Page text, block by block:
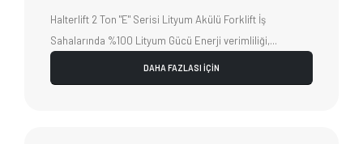
Halterlift 2 Ton "E" Serisi Lityum Akülü Forklift İş
Sahalarında %100 Lityum Gücü Enerji verimliliği,...
DAHA FAZLASI İÇİN